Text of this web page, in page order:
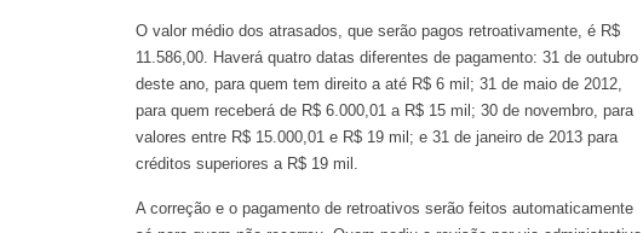
O valor médio dos atrasados, que serão pagos retroativamente, é R$
11.586,00. Haverá quatro datas diferentes de pagamento: 31 de outubro
deste ano, para quem tem direito a até R$ 6 mil; 31 de maio de 2012,
para quem receberá de R$ 6.000,01 a R$ 15 mil; 30 de novembro, para
valores entre R$ 15.000,01 e R$ 19 mil; e 31 de janeiro de 2013 para
créditos superiores a R$ 19 mil.
A correção e o pagamento de retroativos serão feitos automaticamente